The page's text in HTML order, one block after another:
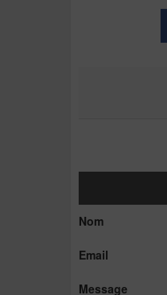
Nom
Email
Message